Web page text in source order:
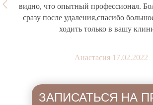
видно, что опытный профессионал.
сразу после удаления,спасибо
ходить только в вашу
Анастасия 17.02.2022
ЗАПИСАТЬСЯ НА